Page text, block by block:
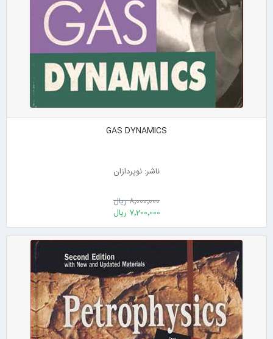
GAS DYNAMICS
ناشر: نوپردازان
8٬000٬000 ریال
7٬200٬000 ریال